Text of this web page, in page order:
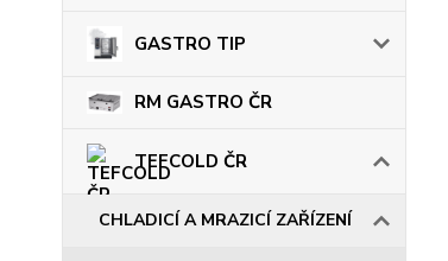
GASTRO TIP
RM GASTRO ČR
TEFCOLD ČR
CHLADICÍ A MRAZICÍ ZAŘÍZENÍ